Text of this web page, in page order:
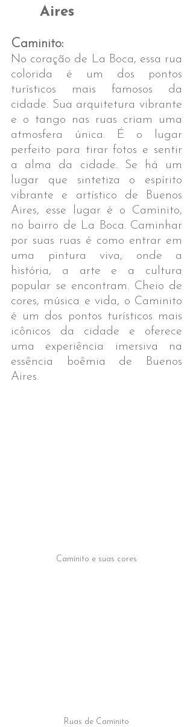
Aires
Caminito:
No coração de La Boca, essa rua
colorida é um dos pontos
turísticos mais famosos da
cidade. Sua arquitetura vibrante
e o tango nas ruas criam uma
atmosfera única. É o lugar
perfeito para tirar fotos e sentir
a alma da cidade. Se há um
lugar que sintetiza o espírito
vibrante e artístico de Buenos
Aires, esse lugar é o Caminito,
no bairro de La Boca. Caminhar
por suas ruas é como entrar em
uma pintura viva, onde a
história, a arte e a cultura
popular se encontram. Cheio de
cores, música e vida, o Caminito
é um dos pontos turísticos mais
icônicos da cidade e oferece
uma experiência imersiva na
essência boêmia de Buenos
Aires.
Caminito e suas cores
Ruas de Caminito